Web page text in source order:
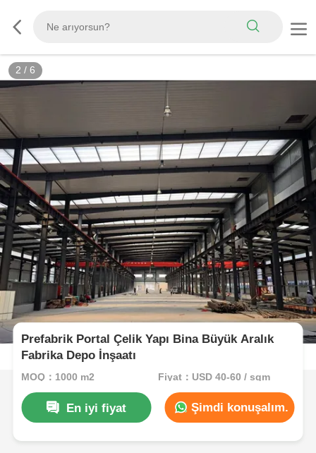
3 / 6
Prefabrik Portal Çelik Yapı Bina Büyük Aralık
Fabrika Depo İnşaatı
MOQ：1000 m2 Fiyat：USD 40-60 / sqm
En iyi fiyat Şimdi konuşalım.